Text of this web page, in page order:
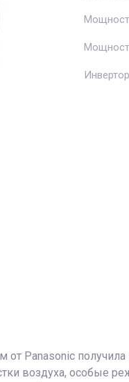
Инвертор
от Panasonic
воздуха, особые